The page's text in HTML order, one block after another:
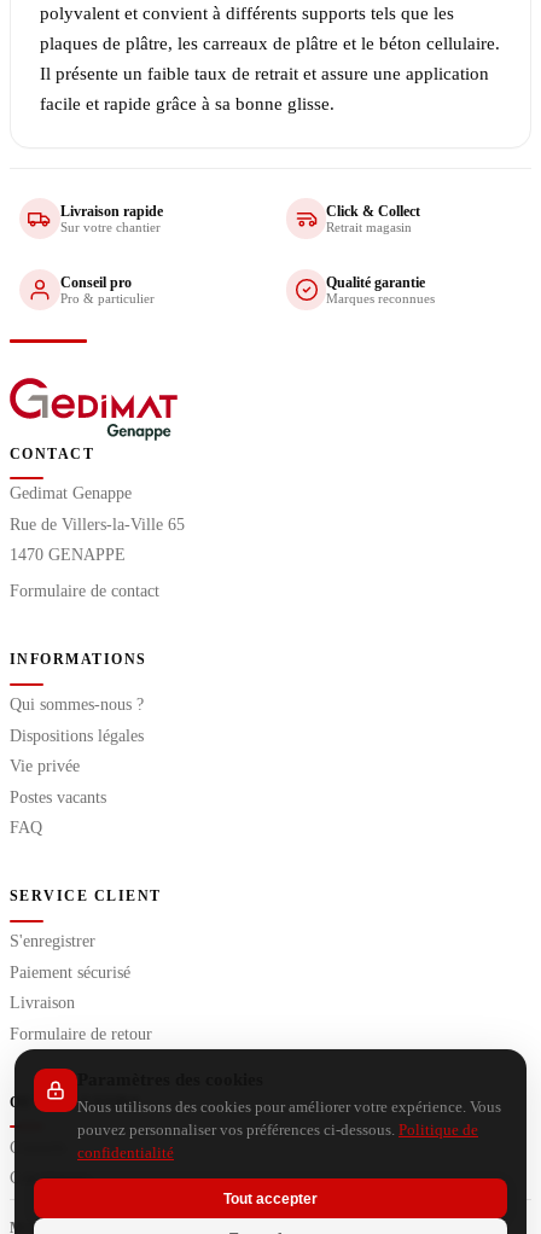
polyvalent et convient à différents supports tels que les
plaques de plâtre, les carreaux de plâtre et le béton cellulaire.
Il présente un faible taux de retrait et assure une application
facile et rapide grâce à sa bonne glisse.
Livraison rapide
Sur votre chantier
Click & Collect
Retrait magasin
Conseil pro
Pro & particulier
Qualité garantie
Marques reconnues
CONTACT
Gedimat Genappe
Rue de Villers-la-Ville 65
1470 GENAPPE
Formulaire de contact
INFORMATIONS
Qui sommes-nous ?
Dispositions légales
Vie privée
Postes vacants
FAQ
SERVICE CLIENT
S'enregistrer
Paiement sécurisé
Livraison
Formulaire de retour
OUTILS EXTRA
Conseils
Calculateurs
Nous utilisons des cookies pour améliorer votre expérience. Vous
pouvez personnaliser vos préférences ci-dessous. Politique de
confidentialité
Tout accepter